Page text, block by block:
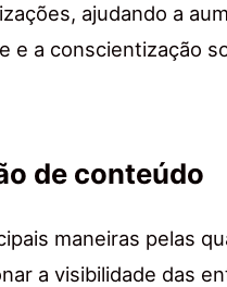
ajudando a
e a conscientização
de conteúdo
maneiras pelas
a visibilidade das